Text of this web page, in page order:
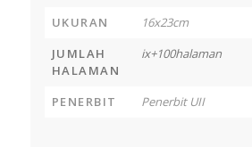
UKURAN
16x23cm
JUMLAH
HALAMAN
ix+100halaman
PENERBIT Penerbit UII